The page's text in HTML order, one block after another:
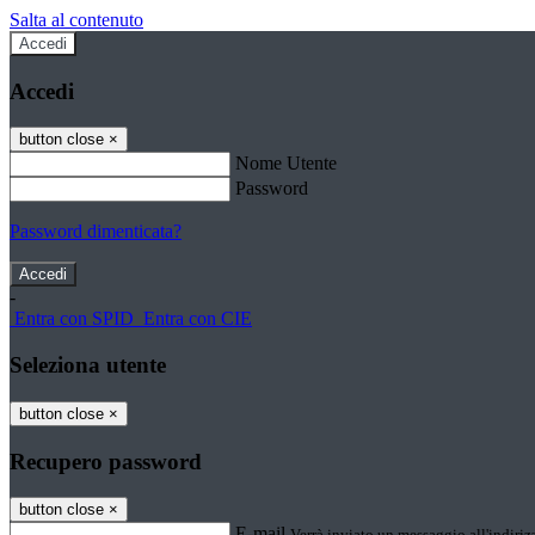
Salta al contenuto
Accedi
Accedi
button close ×
Nome Utente
Password
Password dimenticata?
-
Entra con SPID Entra con CIE
Seleziona utente
button close ×
Recupero password
button close ×